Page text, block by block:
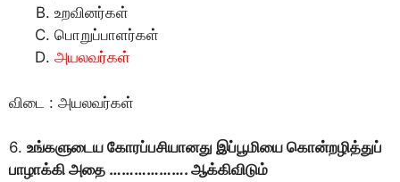
உறவினர்கள்
பொறுப்பாளர்கள்
அயலவர்கள்
விடை : அயலவர்கள்
6. உங்களுடைய கோரப்பசியானது இப்பூமியை கொன்றழித்துப்
பாழாக்கி அதை ………………. ஆக்கிவிடும்